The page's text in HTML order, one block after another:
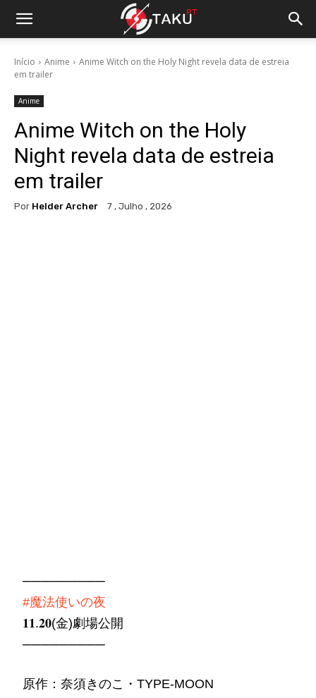
Início Anime
Anime Witch on the Holy Night revela data de estreia
em trailer
Anime
Anime Witch on the Holy
Night revela data de estreia
em trailer
Por Helder Archer 7 , Julho , 2026
─────────
#魔法使いの夜
𝟏𝟏.𝟐𝟎(金)劇場公開
─────────
原作：奈須きのこ・TYPE-MOON